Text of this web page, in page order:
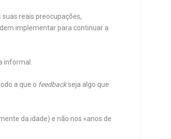
reais preocupações,
implementar para continuar a
informal.
a que o feedbackseja algo que
da idade) e não nos «anos de